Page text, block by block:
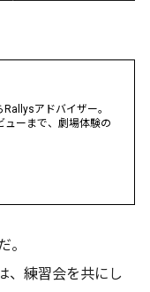
アドバイザー。
ューまで、劇場体験の
。
、練習会を共にし